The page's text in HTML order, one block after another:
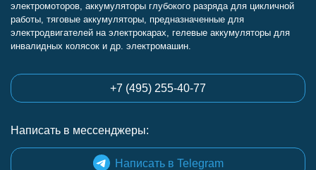
электромоторов, аккумуляторы глубокого разряда для цикличной
работы, тяговые аккумуляторы, предназначенные для
электродвигателей на электрокарах, гелевые аккумуляторы для
инвалидных колясок и др. электромашин.
+7 (495) 255-40-77
Написать в мессенджеры:
Написать в Telegram